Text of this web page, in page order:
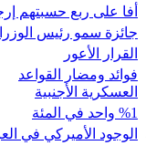
أفا على ربع حسبتهم
جائزة سمو رئيس
القرار الأعور
فوائد ومضار القواعد
العسكرية الأجنبية
%1 واحد في المئة
الوجود الأميركي في